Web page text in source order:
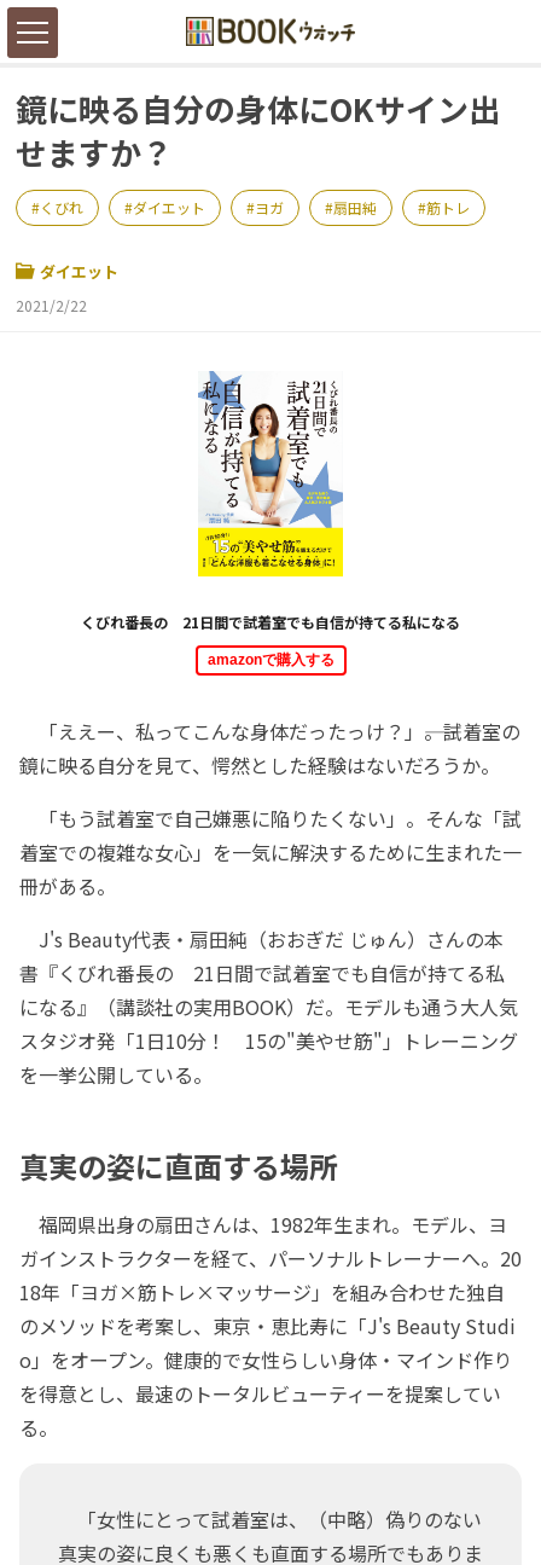
鏡に映る自分の身体にOKサイン出
せますか？
くびれ ダイエット ヨガ 扇田純 筋トレ
ダイエット
2021/2/22
くびれ番長の 21日間で試着室でも自信が持てる私になる
amazonで購入する
「ええー、私ってこんな身体だったっけ？」――。試着室の
鏡に映る自分を見て、愕然とした経験はないだろうか。
「もう試着室で自己嫌悪に陥りたくない」。そんな「試
着室での複雑な女心」を一気に解決するために生まれた一
冊がある。
J's Beauty代表・扇田純（おおぎだ じゅん）さんの本
書『くびれ番長の 21日間で試着室でも自信が持てる私
になる』（講談社の実用BOOK）だ。モデルも通う大人気
スタジオ発「1日10分！ 15の"美やせ筋"」トレーニング
を一挙公開している。
真実の姿に直面する場所
福岡県出身の扇田さんは、1982年生まれ。モデル、ヨ
ガインストラクターを経て、パーソナルトレーナーへ。20
18年「ヨガ×筋トレ×マッサージ」を組み合わせた独自
のメソッドを考案し、東京・恵比寿に「J's Beauty Studi
o」をオープン。健康的で女性らしい身体・マインド作り
を得意とし、最速のトータルビューティーを提案してい
る。
「女性にとって試着室は、（中略）偽りのない
真実の姿に良くも悪くも直面する場所でもありま